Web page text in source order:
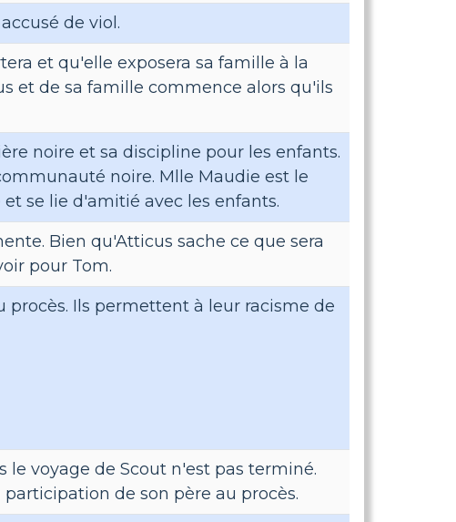
de viol.
et qu'elle exposera sa famille à la
et de sa famille commence alors qu'ils
noire et sa discipline pour les enfants.
noire. Mlle Maudie est le
se lie d'amitié avec les enfants.
Bien qu'Atticus sache ce que sera
pour Tom.
Ils permettent à leur racisme de
voyage de Scout n'est pas terminé.
de son père au procès.